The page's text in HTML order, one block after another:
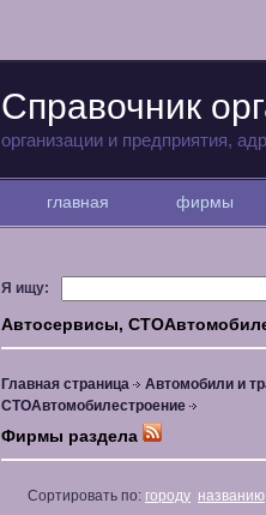
Справочник
организации и предприятия,
главная фирмы
Я ищу:
Автосервисы,
Главная страница Автомобили и
СТОАвтомобилестроение
Фирмы раздела
Сортировать по: городу названию